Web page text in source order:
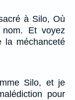
à Silo, Où
Et voyez
la méchanceté
Silo, et je
pour